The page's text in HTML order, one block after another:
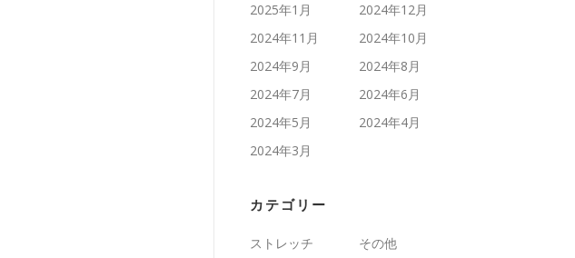
2025年1月
2024年12月
2024年11月
2024年10月
2024年9月
2024年8月
2024年7月
2024年6月
2024年5月
2024年4月
2024年3月
カテゴリー
ストレッチ その他